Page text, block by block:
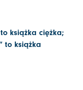
książka ciężka;
to książka